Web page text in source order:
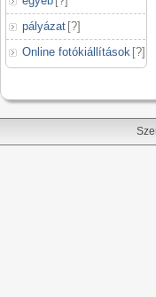
pályázat [?]
Online fotókiállítások [?]